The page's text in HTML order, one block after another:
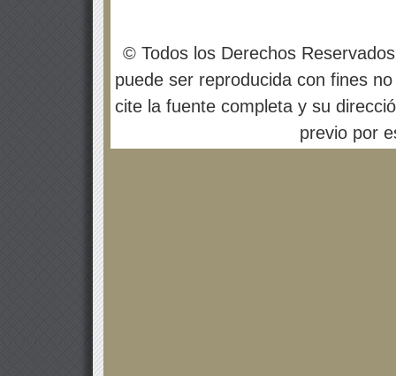
© Todos los Derechos
puede ser reproducida con fines
cite la fuente completa y su
previo por